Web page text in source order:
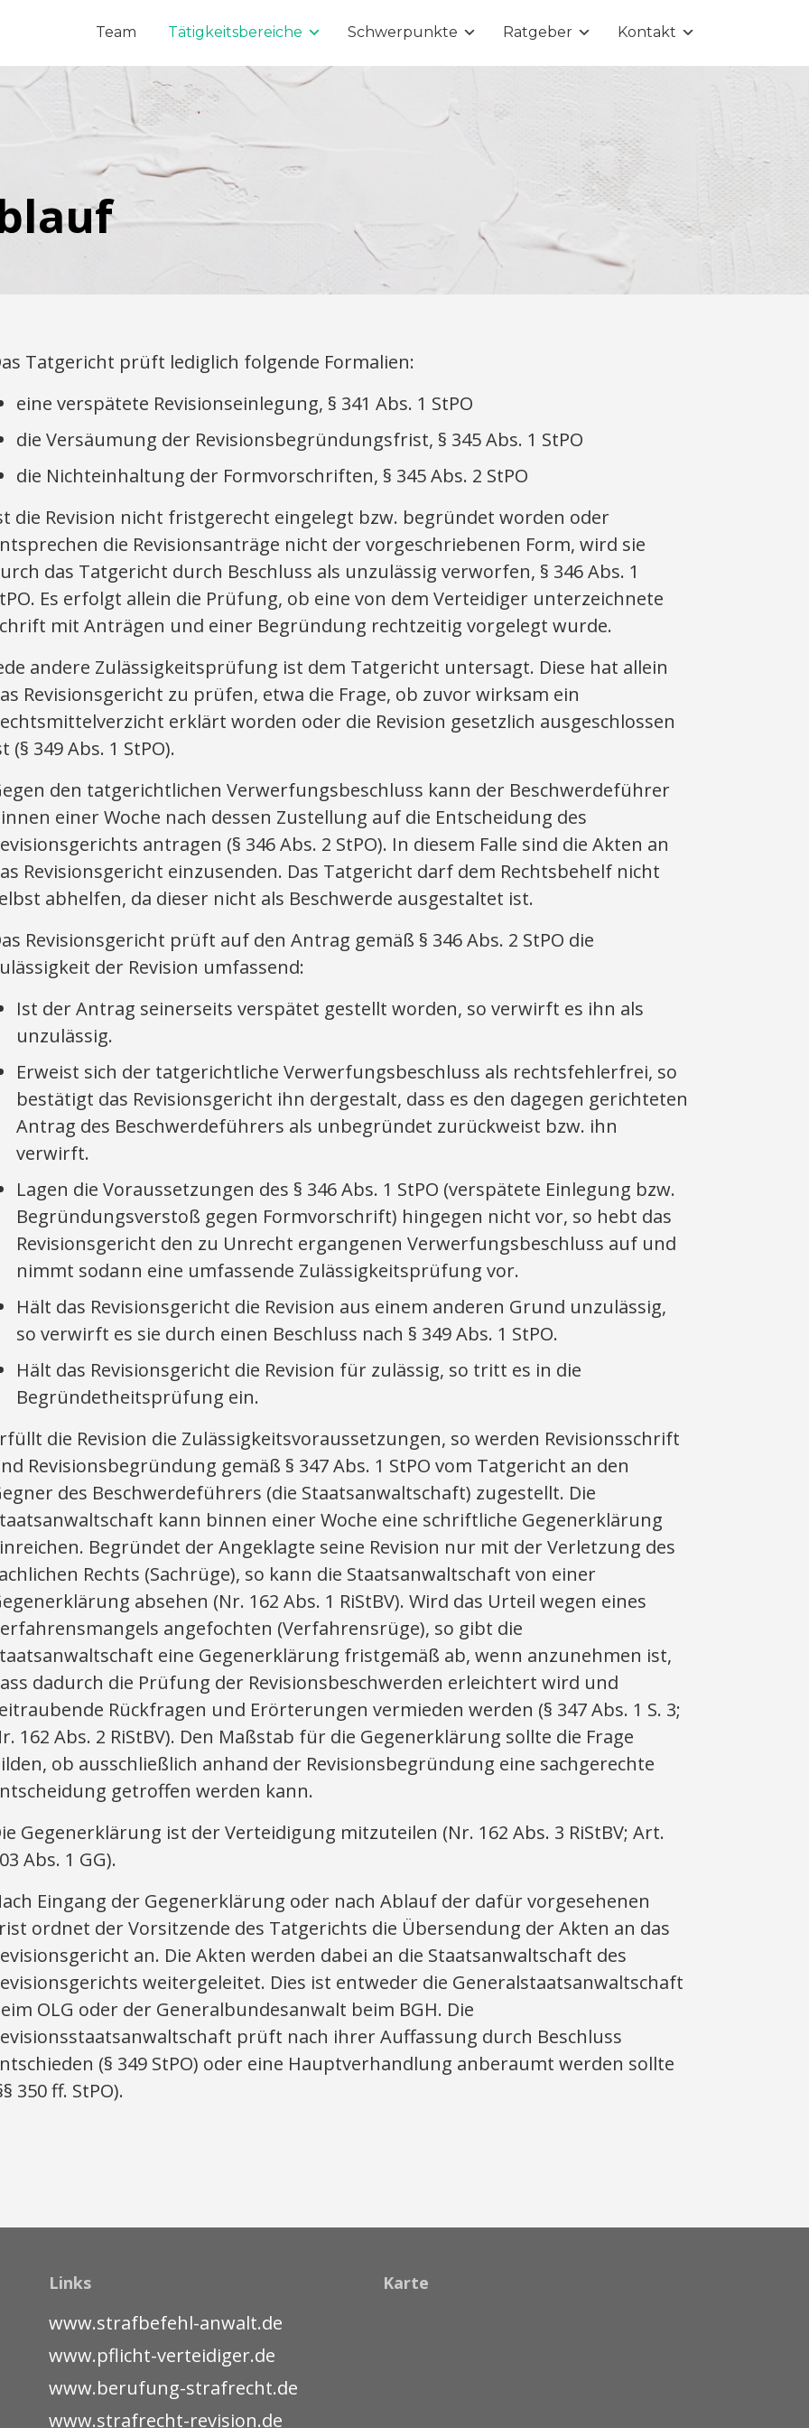
Team Tätigkeitsbereiche Schwerpunkte Ratgeber Kontakt
Tatgericht prüft lediglich folgende Formalien:
eine verspätete Revisionseinlegung, § 341 Abs. 1 StPO
die Versäumung der Revisionsbegründungsfrist, § 345 Abs. 1 StPO
die Nichteinhaltung der Formvorschriften, § 345 Abs. 2 StPO
die Revision nicht fristgerecht eingelegt bzw. begründet worden oder
die Revisionsanträge nicht der vorgeschriebenen Form, wird sie
das Tatgericht durch Beschluss als unzulässig verworfen, § 346 Abs. 1
Es erfolgt allein die Prüfung, ob eine von dem Verteidiger unterzeichnete
mit Anträgen und einer Begründung rechtzeitig vorgelegt wurde.
andere Zulässigkeitsprüfung ist dem Tatgericht untersagt. Diese hat allein
Revisionsgericht zu prüfen, etwa die Frage, ob zuvor wirksam ein
erklärt worden oder die Revision gesetzlich ausgeschlossen
(§ 349 Abs. 1 StPO).
den tatgerichtlichen Verwerfungsbeschluss kann der Beschwerdeführer
einer Woche nach dessen Zustellung auf die Entscheidung des
antragen (§ 346 Abs. 2 StPO). In diesem Falle sind die Akten an
Revisionsgericht einzusenden. Das Tatgericht darf dem Rechtsbehelf nicht
abhelfen, da dieser nicht als Beschwerde ausgestaltet ist.
Revisionsgericht prüft auf den Antrag gemäß § 346 Abs. 2 StPO die
der Revision umfassend:
Ist der Antrag seinerseits verspätet gestellt worden, so verwirft es ihn als
unzulässig.
Erweist sich der tatgerichtliche Verwerfungsbeschluss als rechtsfehlerfrei, so
bestätigt das Revisionsgericht ihn dergestalt, dass es den dagegen gerichteten
Antrag des Beschwerdeführers als unbegründet zurückweist bzw. ihn
verwirft.
Lagen die Voraussetzungen des § 346 Abs. 1 StPO (verspätete Einlegung bzw.
Begründungsverstoß gegen Formvorschrift) hingegen nicht vor, so hebt das
Revisionsgericht den zu Unrecht ergangenen Verwerfungsbeschluss auf und
nimmt sodann eine umfassende Zulässigkeitsprüfung vor.
Hält das Revisionsgericht die Revision aus einem anderen Grund unzulässig,
so verwirft es sie durch einen Beschluss nach § 349 Abs. 1 StPO.
Hält das Revisionsgericht die Revision für zulässig, so tritt es in die
Begründetheitsprüfung ein.
die Revision die Zulässigkeitsvoraussetzungen, so werden Revisionsschrift
Revisionsbegründung gemäß § 347 Abs. 1 StPO vom Tatgericht an den
des Beschwerdeführers (die Staatsanwaltschaft) zugestellt. Die
kann binnen einer Woche eine schriftliche Gegenerklärung
Begründet der Angeklagte seine Revision nur mit der Verletzung des
Rechts (Sachrüge), so kann die Staatsanwaltschaft von einer
absehen (Nr. 162 Abs. 1 RiStBV). Wird das Urteil wegen eines
angefochten (Verfahrensrüge), so gibt die
eine Gegenerklärung fristgemäß ab, wenn anzunehmen ist,
dadurch die Prüfung der Revisionsbeschwerden erleichtert wird und
Rückfragen und Erörterungen vermieden werden (§ 347 Abs. 1 S. 3;
162 Abs. 2 RiStBV). Den Maßstab für die Gegenerklärung sollte die Frage
ob ausschließlich anhand der Revisionsbegründung eine sachgerechte
getroffen werden kann.
Gegenerklärung ist der Verteidigung mitzuteilen (Nr. 162 Abs. 3 RiStBV; Art.
Abs. 1 GG).
Eingang der Gegenerklärung oder nach Ablauf der dafür vorgesehenen
ordnet der Vorsitzende des Tatgerichts die Übersendung der Akten an das
an. Die Akten werden dabei an die Staatsanwaltschaft des
weitergeleitet. Dies ist entweder die Generalstaatsanwaltschaft
OLG oder der Generalbundesanwalt beim BGH. Die
prüft nach ihrer Auffassung durch Beschluss
(§ 349 StPO) oder eine Hauptverhandlung anberaumt werden sollte
350 ff. StPO).
Links
www.strafbefehl-anwalt.de
www.pflicht-verteidiger.de
www.berufung-strafrecht.de
www.strafrecht-revision.de
Karte